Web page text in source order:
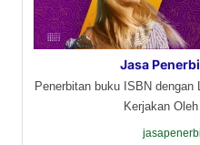
Jasa
Penerbitan buku ISBN dengan
Kerjakan